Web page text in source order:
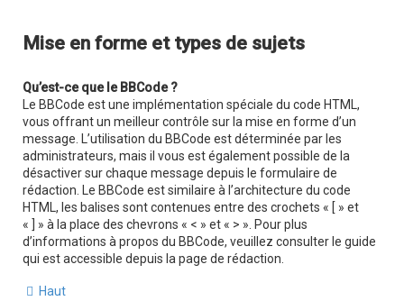
Mise en forme et types de sujets
Qu’est-ce que le BBCode ?
Le BBCode est une implémentation spéciale du code HTML,
vous offrant un meilleur contrôle sur la mise en forme d’un
message. L’utilisation du BBCode est déterminée par les
administrateurs, mais il vous est également possible de la
désactiver sur chaque message depuis le formulaire de
rédaction. Le BBCode est similaire à l’architecture du code
HTML, les balises sont contenues entre des crochets « [ » et
« ] » à la place des chevrons « < » et « > ». Pour plus
d’informations à propos du BBCode, veuillez consulter le guide
qui est accessible depuis la page de rédaction.
Haut